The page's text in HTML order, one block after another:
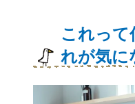
これって
れが気に